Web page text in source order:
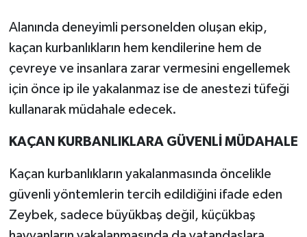
Alanında deneyimli personelden oluşan ekip,
kaçan kurbanlıkların hem kendilerine hem de
çevreye ve insanlara zarar vermesini engellemek
için önce ip ile yakalanmaz ise de anestezi tüfeği
kullanarak müdahale edecek.
KAÇAN KURBANLIKLARA GÜVENLİ MÜDAHALE
Kaçan kurbanlıkların yakalanmasında öncelikle
güvenli yöntemlerin tercih edildiğini ifade eden
Zeybek, sadece büyükbaş değil, küçükbaş